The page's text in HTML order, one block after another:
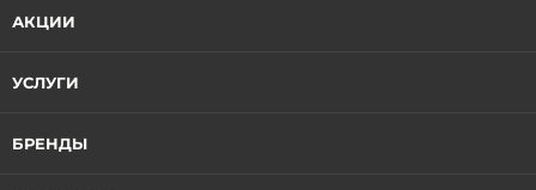
АКЦИИ
УСЛУГИ
БРЕНДЫ